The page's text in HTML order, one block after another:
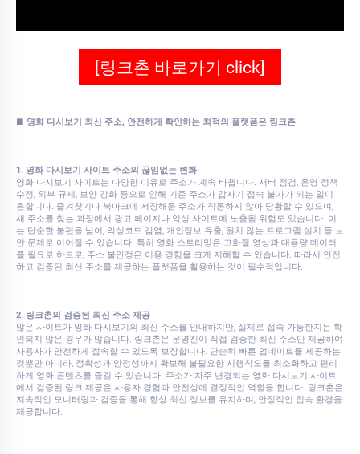
[링크촌 바로가기 click]
■ 영화 다시보기 최신 주소, 안전하게 확인하는 최적의 플랫폼은 링크촌
1. 영화 다시보기 사이트 주소의 끊임없는 변화
영화 다시보기 사이트는 다양한 이유로 주소가 계속 바뀝니다. 서버 점검, 운영 정책
수정, 외부 규제, 보안 강화 등으로 인해 기존 주소가 갑자기 접속 불가가 되는 일이
흔합니다. 즐겨찾기나 북마크에 저장해둔 주소가 작동하지 않아 당황할 수 있으며,
새 주소를 찾는 과정에서 광고 페이지나 악성 사이트에 노출될 위험도 있습니다. 이
는 단순한 불편을 넘어, 악성코드 감염, 개인정보 유출, 원치 않는 프로그램 설치 등 보
안 문제로 이어질 수 있습니다. 특히 영화 스트리밍은 고화질 영상과 대용량 데이터
를 필요로 하므로, 주소 불안정은 이용 경험을 크게 저해할 수 있습니다. 따라서 안전
하고 검증된 최신 주소를 제공하는 플랫폼을 활용하는 것이 필수적입니다.
2. 링크촌의 검증된 최신 주소 제공
많은 사이트가 영화 다시보기의 최신 주소를 안내하지만, 실제로 접속 가능한지는 확
인되지 않은 경우가 많습니다. 링크촌은 운영진이 직접 검증한 최신 주소만 제공하여
사용자가 안전하게 접속할 수 있도록 보장합니다. 단순히 빠른 업데이트를 제공하는
것뿐만 아니라, 정확성과 안정성까지 확보해 불필요한 시행착오를 최소화하고 편리
하게 영화 콘텐츠를 즐길 수 있습니다. 주소가 자주 변경되는 영화 다시보기 사이트
에서 검증된 링크 제공은 사용자 경험과 안전성에 결정적인 역할을 합니다. 링크촌은
지속적인 모니터링과 검증을 통해 항상 최신 정보를 유지하며, 안정적인 접속 환경을
제공합니다.